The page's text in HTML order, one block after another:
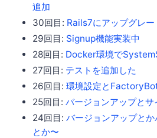
追加
30回目: Rails7にアップグレー
29回目: Signup機能実装中
28回目: Docker環境で
27回目: テストを追加した
26回目: 環境設定と
25回目: バージョンアップとサ
24回目: バージョンアップと
とか〜